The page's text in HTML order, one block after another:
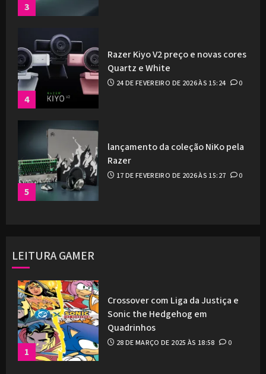
3
4
Razer Kiyo V2 preço e novas cores
Quartz e White
24 DE FEVEREIRO DE 2026 ÀS 15:24 0
5
lançamento da coleção NiKo pela
Razer
17 DE FEVEREIRO DE 2026 ÀS 15:27 0
LEITURA GAMER
1
Crossover com Liga da Justiça e
Sonic the Hedgehog em
Quadrinhos
28 DE MARÇO DE 2025 ÀS 18:58 0